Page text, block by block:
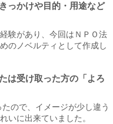
っかけや目的・用途など
験があり、今回はＮＰＯ法
のノベルティとして作成し
は受け取った方の「よろ
ので、イメージが少し違う
いに出来ていました。